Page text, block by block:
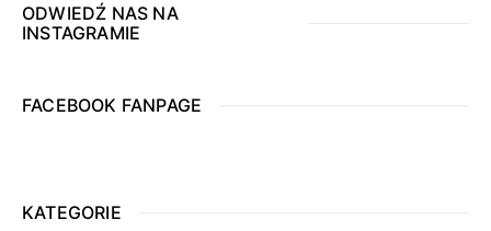
ODWIEDŹ NAS NA
INSTAGRAMIE
FACEBOOK FANPAGE
KATEGORIE